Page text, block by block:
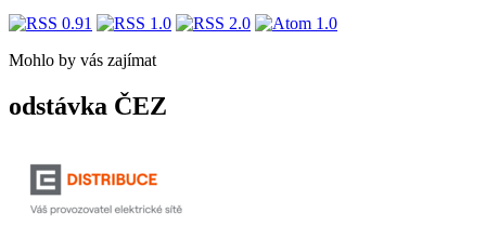
Mohlo by vás zajímat
odstávka ČEZ